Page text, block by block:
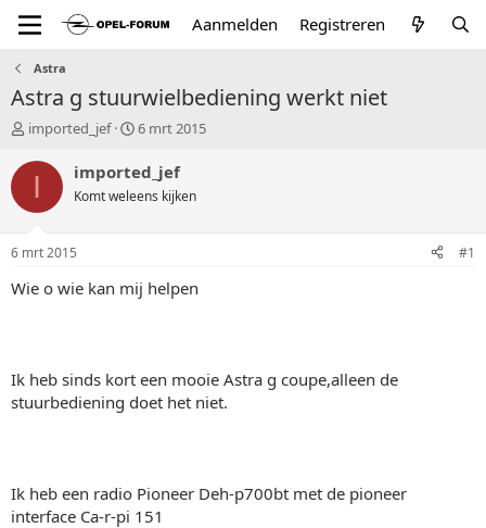
Aanmelden Registreren
Astra
Astra g stuurwielbediening werkt niet
T
p
a
r
imported_jef
S
a
t
u
m
6 mrt 2015
I imported_jef
Komt weleens kijken
6 mrt 2015 #1
Wie o wie kan mij helpen
Ik heb sinds kort een mooie Astra g coupe,alleen de
stuurbediening doet het niet.
Ik heb een radio Pioneer Deh-p700bt met de pioneer
interface Ca-r-pi 151